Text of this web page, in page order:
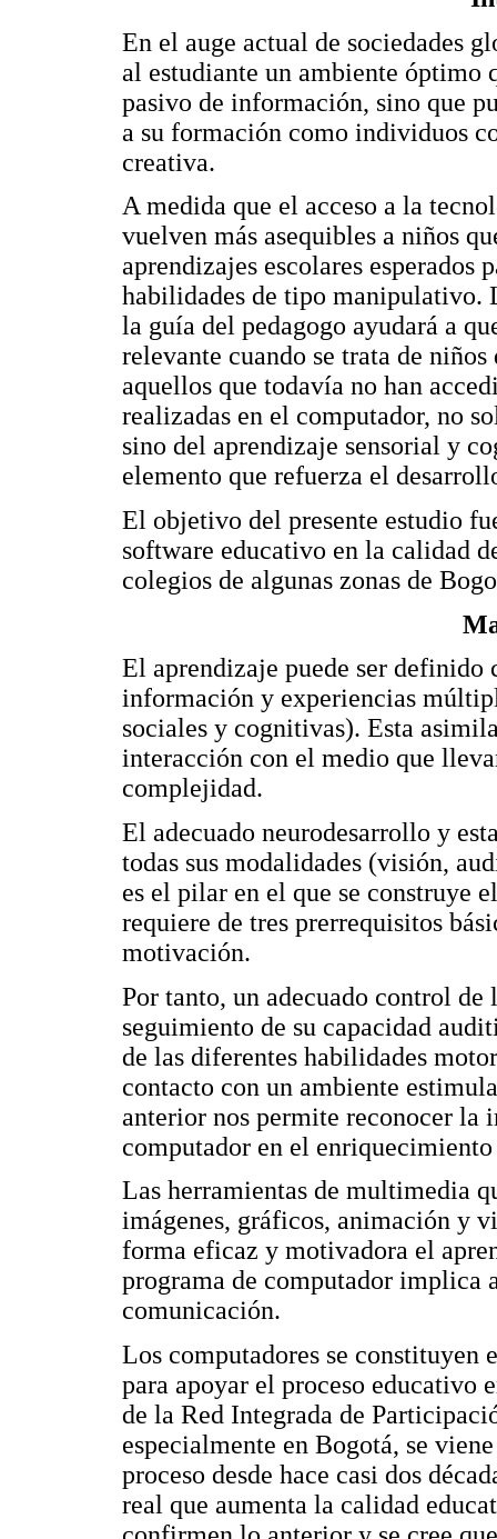
En el auge actual de sociedades
al estudiante un ambiente óptimo
pasivo de información, sino que
a su formación como individuos
creativa.
A medida que el acceso a la
vuelven más asequibles a niños
aprendizajes escolares esperados
habilidades de tipo manipulativo.
la guía del pedagogo ayudará a
relevante cuando se trata de
aquellos que todavía no han
realizadas en el computador, no
sino del aprendizaje sensorial y
elemento que refuerza el
El objetivo del presente estudio
software educativo en la calidad
colegios de algunas zonas de
El aprendizaje puede ser definido
información y experiencias
sociales y cognitivas). Esta
interacción con el medio que
complejidad.
El adecuado neurodesarrollo y
todas sus modalidades (visión,
es el pilar en el que se construye
requiere de tres prerrequisitos
motivación.
Por tanto, un adecuado control
seguimiento de su capacidad
de las diferentes habilidades
contacto con un ambiente
anterior nos permite reconocer la
computador en el enriquecimiento
Las herramientas de multimedia
imágenes, gráficos, animación y
forma eficaz y motivadora el
programa de computador implica
comunicación.
Los computadores se constituyen
para apoyar el proceso educativo
de la Red Integrada de
especialmente en Bogotá, se
proceso desde hace casi dos
real que aumenta la calidad